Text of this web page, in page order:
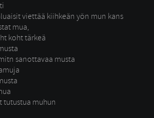
viettää kiihkeän yön mun kans
mua,
koht tärkeä
sanottavaa musta
tutustua muhun